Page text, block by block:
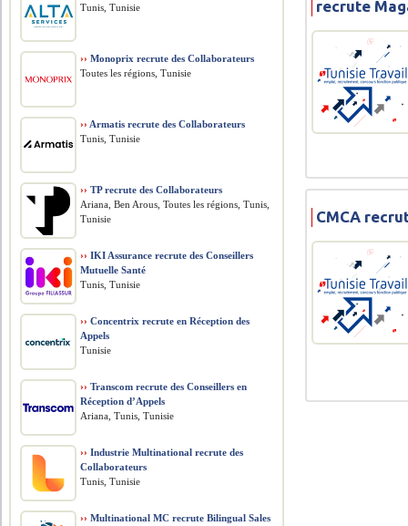
recrute
CMCA
Tunis, Tunisie
›› Monoprix recrute des Collaborateurs
Toutes les régions, Tunisie
›› Armatis recrute des Collaborateurs
Tunis, Tunisie
›› TP recrute des Collaborateurs
Ariana, Ben Arous, Toutes les régions, Tunis,
Tunisie
›› IKI Assurance recrute des Conseillers
Mutuelle Santé
Tunis, Tunisie
›› Concentrix recrute en Réception des
Appels
Tunisie
›› Transcom recrute des Conseillers en
Réception d’Appels
Ariana, Tunis, Tunisie
›› Industrie Multinational recrute des
Collaborateurs
Tunis, Tunisie
›› Multinational MC recrute Bilingual Sales